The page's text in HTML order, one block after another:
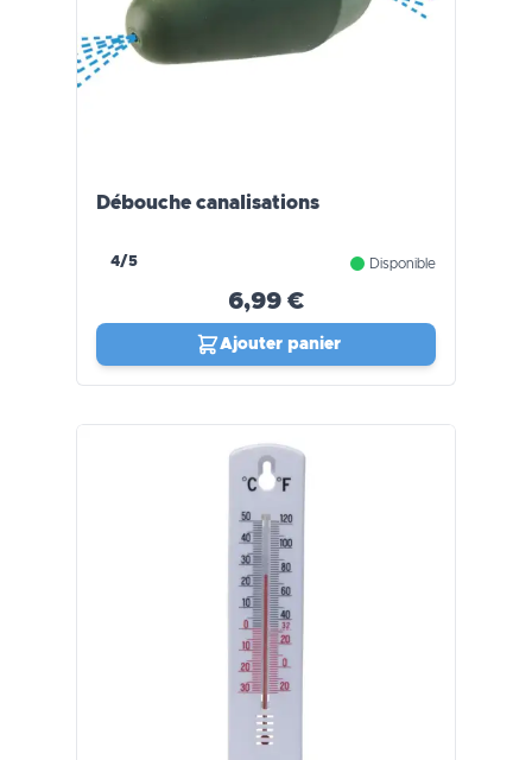
Débouche canalisations
4/5 Disponible
6,99 €
Ajouter panier